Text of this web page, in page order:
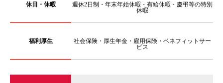
休日・休暇
週休2日制・年末年始休暇・有給休暇・慶弔等の特別
休暇
福利厚生
社会保険・厚生年金・雇用保険・ベネフィットサー
ビス